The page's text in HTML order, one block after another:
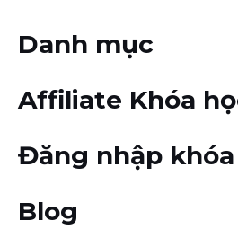
Danh mục
Affiliate Khóa
Đăng nhập
Blog